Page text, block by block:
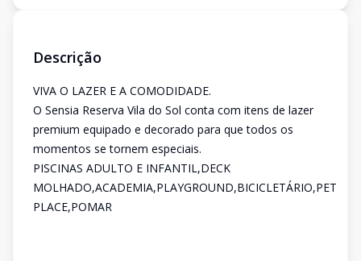
Descrição
VIVA O LAZER E A COMODIDADE.
O Sensia Reserva Vila do Sol conta com itens de lazer
premium equipado e decorado para que todos os
momentos se tornem especiais.
PISCINAS ADULTO E INFANTIL,DECK
MOLHADO,ACADEMIA,PLAYGROUND,BICICLETÁRIO,PET
PLACE,POMAR